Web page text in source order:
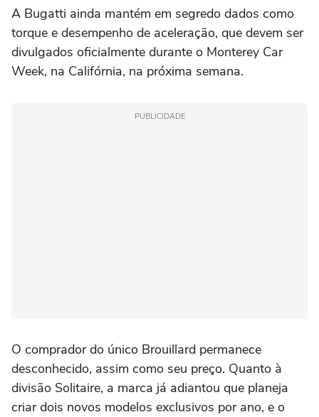
A Bugatti ainda mantém em segredo dados como
torque e desempenho de aceleração, que devem ser
divulgados oficialmente durante o Monterey Car
Week, na Califórnia, na próxima semana.
PUBLICIDADE
O comprador do único Brouillard permanece
desconhecido, assim como seu preço. Quanto à
divisão Solitaire, a marca já adiantou que planeja
criar dois novos modelos exclusivos por ano, e o